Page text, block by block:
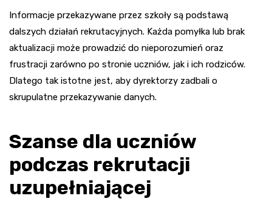
Informacje przekazywane przez szkoły są podstawą
dalszych działań rekrutacyjnych. Każda pomyłka lub brak
aktualizacji może prowadzić do nieporozumień oraz
frustracji zarówno po stronie uczniów, jak i ich rodziców.
Dlatego tak istotne jest, aby dyrektorzy zadbali o
skrupulatne przekazywanie danych.
Szanse dla uczniów
podczas rekrutacji
uzupełniającej